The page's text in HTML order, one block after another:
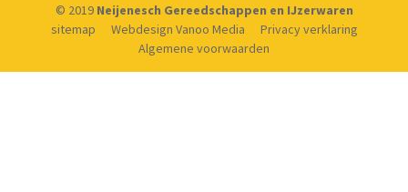
© 2019 Neijenesch Gereedschappen en IJzerwaren
sitemap
Webdesign Vanoo Media
Privacy verklaring
Algemene voorwaarden